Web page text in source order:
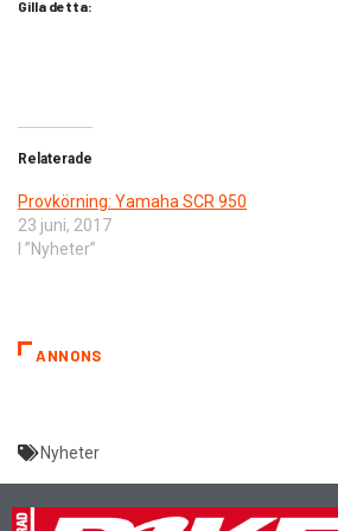
Gilla detta:
Relaterade
Provkörning: Yamaha SCR 950
23 juni, 2017
I ”Nyheter”
ANNONS
Nyheter